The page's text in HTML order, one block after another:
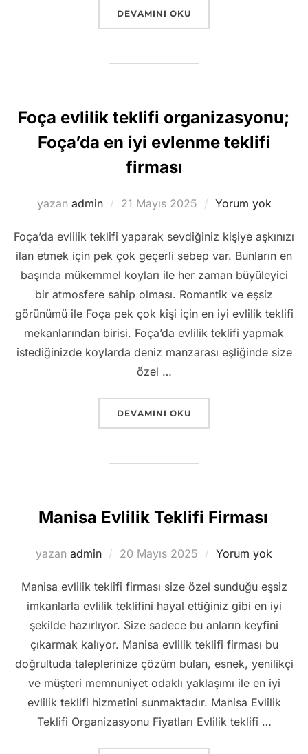
“MANISA EVLILIK TEKLIFI –
DEVAMINI OKU
Foça evlilik teklifi organizasyonu;
Foça’da en iyi evlenme teklifi
firması
yazan admin
Yayımlanma
21 Mayıs 2025 Yorum yok
Foça’da evlilik teklifi yaparak sevdiğiniz kişiye aşkınızı
ilan etmek için pek çok geçerli sebep var. Bunların en
başında mükemmel koyları ile her zaman büyüleyici
bir atmosfere sahip olması. Romantik ve eşsiz
görünümü ile Foça pek çok kişi için en iyi evlilik teklifi
mekanlarından birisi. Foça’da evlilik teklifi yapmak
istediğinizde koylarda deniz manzarası eşliğinde size
özel …
“FOÇA EVLILIK TEKLIFI
DEVAMINI OKU
Manisa Evlilik Teklifi Firması
yazan admin
Yayımlanma
20 Mayıs 2025 Yorum yok
Manisa evlilik teklifi firması size özel sunduğu eşsiz
imkanlarla evlilik teklifini hayal ettiğiniz gibi en iyi
şekilde hazırlıyor. Size sadece bu anların keyfini
çıkarmak kalıyor. Manisa evlilik teklifi firması bu
doğrultuda taleplerinize çözüm bulan, esnek, yenilikçi
ve müşteri memnuniyet odaklı yaklaşımı ile en iyi
evlilik teklifi hizmetini sunmaktadır. Manisa Evlilik
Teklifi Organizasyonu Fiyatları Evlilik teklifi …